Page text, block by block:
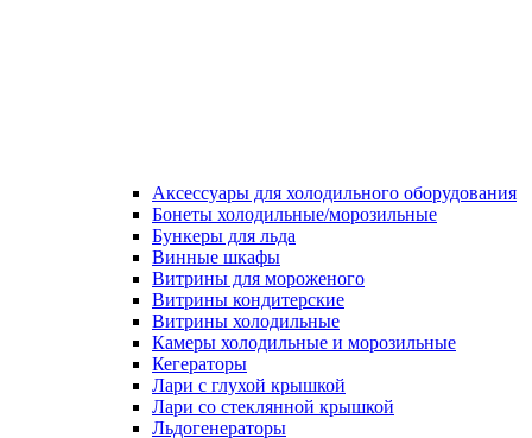
Аксессуары для холодильного оборудования
Бонеты холодильные/морозильные
Бункеры для льда
Винные шкафы
Витрины для мороженого
Витрины кондитерские
Витрины холодильные
Камеры холодильные и морозильные
Кегераторы
Лари с глухой крышкой
Лари со стеклянной крышкой
Льдогенераторы